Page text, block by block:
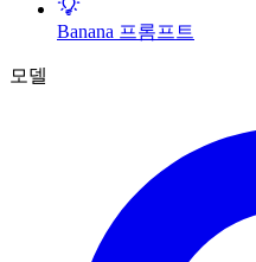
Banana 프롬프트
모델